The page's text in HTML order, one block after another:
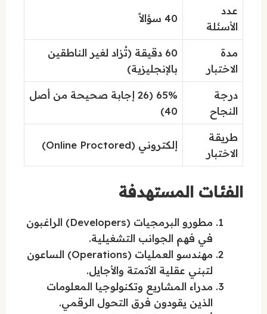
عدد
الأسئلة
40 سؤالاً
مدة
الاختبار
60 دقيقة (تُزاد لغير الناطقين
بالإنجليزية)
درجة
النجاح
65% (26 إجابة صحيحة من أصل
40)
طريقة
الاختبار
إلكتروني (Online Proctored)
الفئات المستهدفة
مطورو البرمجيات (Developers) الراغبون
في فهم الجوانب التشغيلية.
مهندسو العمليات (Operations) الساعون
لتبني عقلية الأتمتة والأجايل.
مدراء المشاريع وتكنولوجيا المعلومات
الذين يقودون فرق التحول الرقمي.